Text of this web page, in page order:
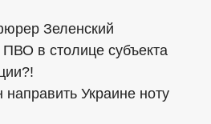
Зеленский
в столице субъекта
Украине ноту